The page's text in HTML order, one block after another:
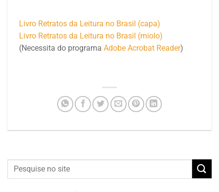
Livro Retratos da Leitura no Brasil (capa)
Livro Retratos da Leitura no Brasil (miolo)
(Necessita do programa Adobe Acrobat Reader)